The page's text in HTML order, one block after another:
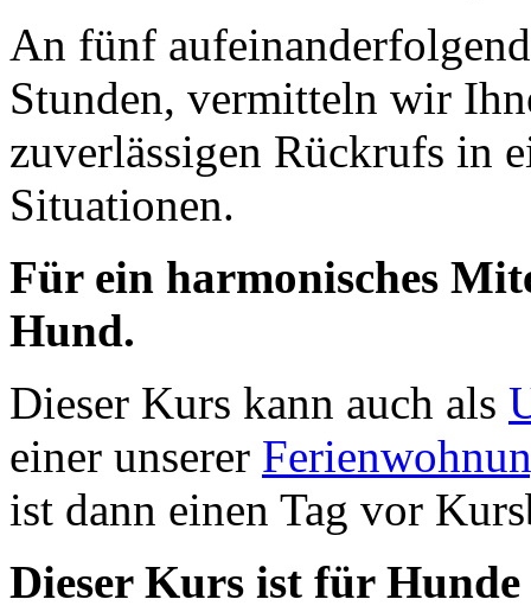
An fünf
Stunden, vermitteln wir
zuverlässigen Rückrufs in
Situationen.
Für ein harmonisches
Hund.
Dieser Kurs kann auch als
einer unserer
ist dann einen Tag vor
Dieser Kurs ist für